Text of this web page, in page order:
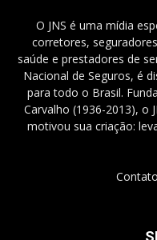
O JNS é uma mídia
corretores,
saúde e prestadores de
Nacional de Seguros, é
para todo o Brasil.
Carvalho (1936-2013), o
motivou sua criação: